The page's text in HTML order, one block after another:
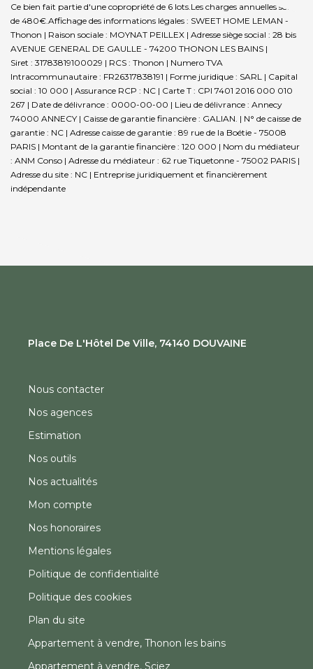
Ce bien fait partie d'une copropriété de 6 lots.Les charges annuelles sont
de 480€.Affichage des informations légales : SWEET HOME LEMAN -
Thonon | Raison sociale : MOYNAT PEILLEX | Adresse siège social : 28 bis
AVENUE GENERAL DE GAULLE - 74200 THONON LES BAINS |
Siret : 31783819100029 | RCS : Thonon | Numero TVA
Intracommunautaire : FR26317838191 | Forme juridique : SARL | Capital
social : 10 000 | Assurance RCP : NC | Carte T : CPI 7401 2016 000 010
267 | Date de délivrance : 0000-00-00 | Lieu de délivrance : Annecy
74000 ANNECY | Caisse de garantie financière : GALIAN. | N° de caisse de
garantie : NC | Adresse caisse de garantie : 89 rue de la Boétie - 75008
PARIS | Montant de la garantie financière : 120 000 | Nom du médiateur
: ANM Conso | Adresse du médiateur : 62 rue Tiquetonne - 75002 PARIS |
Adresse du site : NC | Entreprise juridiquement et financièrement
indépendante
Place De L'Hôtel De Ville, 74140 DOUVAINE
Nous contacter
Nos agences
Estimation
Nos outils
Nos actualités
Mon compte
Nos honoraires
Mentions légales
Politique de confidentialité
Politique des cookies
Plan du site
Appartement à vendre, Thonon les bains